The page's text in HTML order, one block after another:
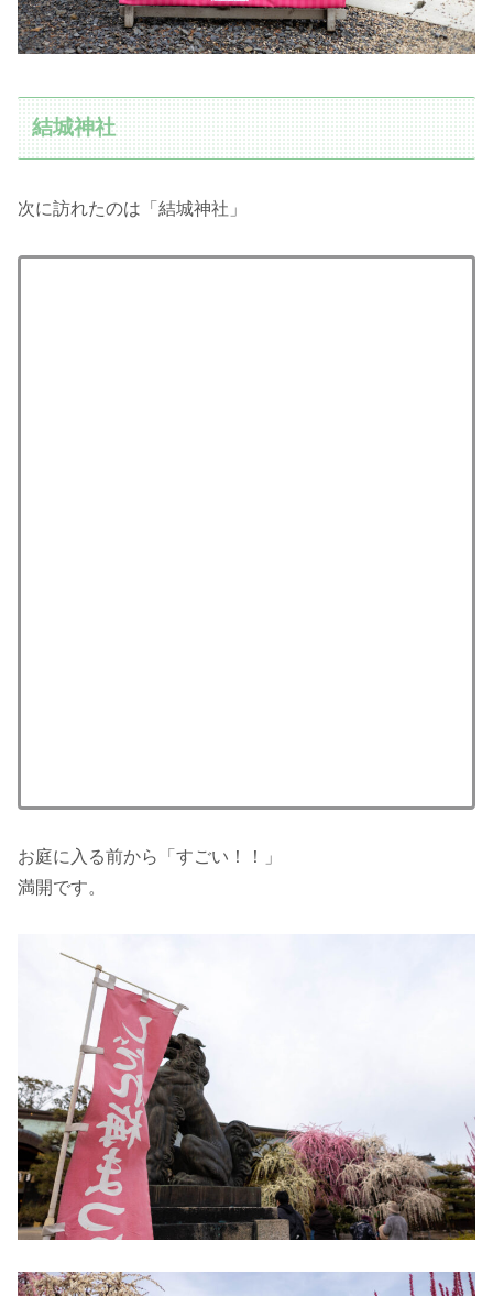
結城神社
次に訪れたのは「結城神社」
お庭に入る前から「すごい！！」
満開です。